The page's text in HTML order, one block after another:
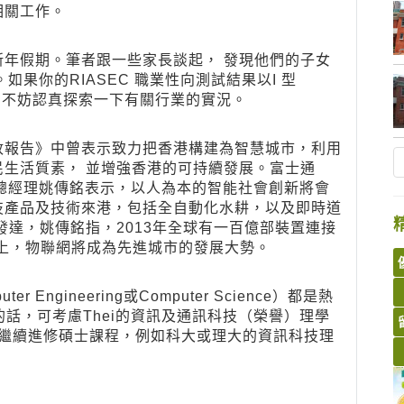
工作。
假期。筆者跟一些家長談起， 發現他們的子女
果你的RIASEC 職業性向測試結果以I 型
妨認真探索一下有關行業的實況。
告》中曾表示致力把香港構建為智慧城市，利用
活質素， 並增強香港的可持續發展。富士通
理姚傳銘表示，以人為本的智能社會創新將會
品及技術來港，包括全自動化水耕，以及即時道
，姚傳銘指，2013年全球有一百億部裝置連接
物聯網將成為先進城市的發展大勢。
Engineering或Computer Science）都是熱
，可考慮Thei的資訊及通訊科技（榮譽）理學
續進修碩士課程，例如科大或理大的資訊科技理